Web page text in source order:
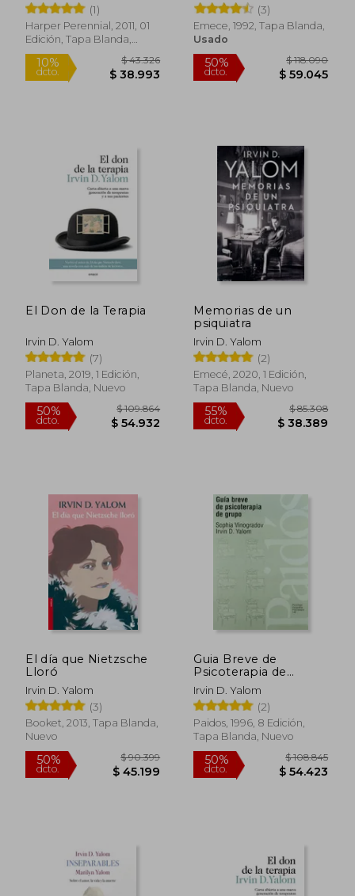
(1)
Harper Perennial, 2011, 01
Edición, Tapa Blanda,
Nuevo
10% $ 43.326
(3)
Emece, 1992, Tapa Blanda,
Usado
50%
El Don de la Terapia
Irvin D. Yalom
(7)
Planeta, 2019, 1 Edición,
Tapa Blanda, Nuevo
50%
Memorias de un
psiquiatra
Irvin D. Yalom
(2)
Emecé, 2020, 1 Edición,
Tapa Blanda, Nuevo
55%
El día que Nietzsche
Lloró
Irvin D. Yalom
(3)
Booket, 2013, Tapa Blanda,
Nuevo
Guia Breve de
Psicoterapia de
Grupo
Irvin D. Yalom
(2)
Paidos, 1996, 8 Edición,
Tapa Blanda, Nuevo